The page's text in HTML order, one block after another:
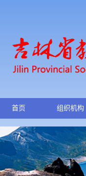
首页 组织机构